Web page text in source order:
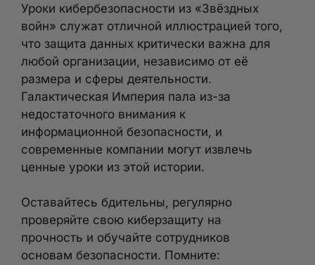
Уроки кибербезопасности из «Звёздных
войн» служат отличной иллюстрацией того,
что защита данных критически важна для
любой организации, независимо от её
размера и сферы деятельности.
Галактическая Империя пала из-за
недостаточного внимания к
информационной безопасности, и
современные компании могут извлечь
ценные уроки из этой истории.
Оставайтесь бдительны, регулярно
проверяйте свою киберзащиту на
прочность и обучайте сотрудников
основам безопасности. Помните: